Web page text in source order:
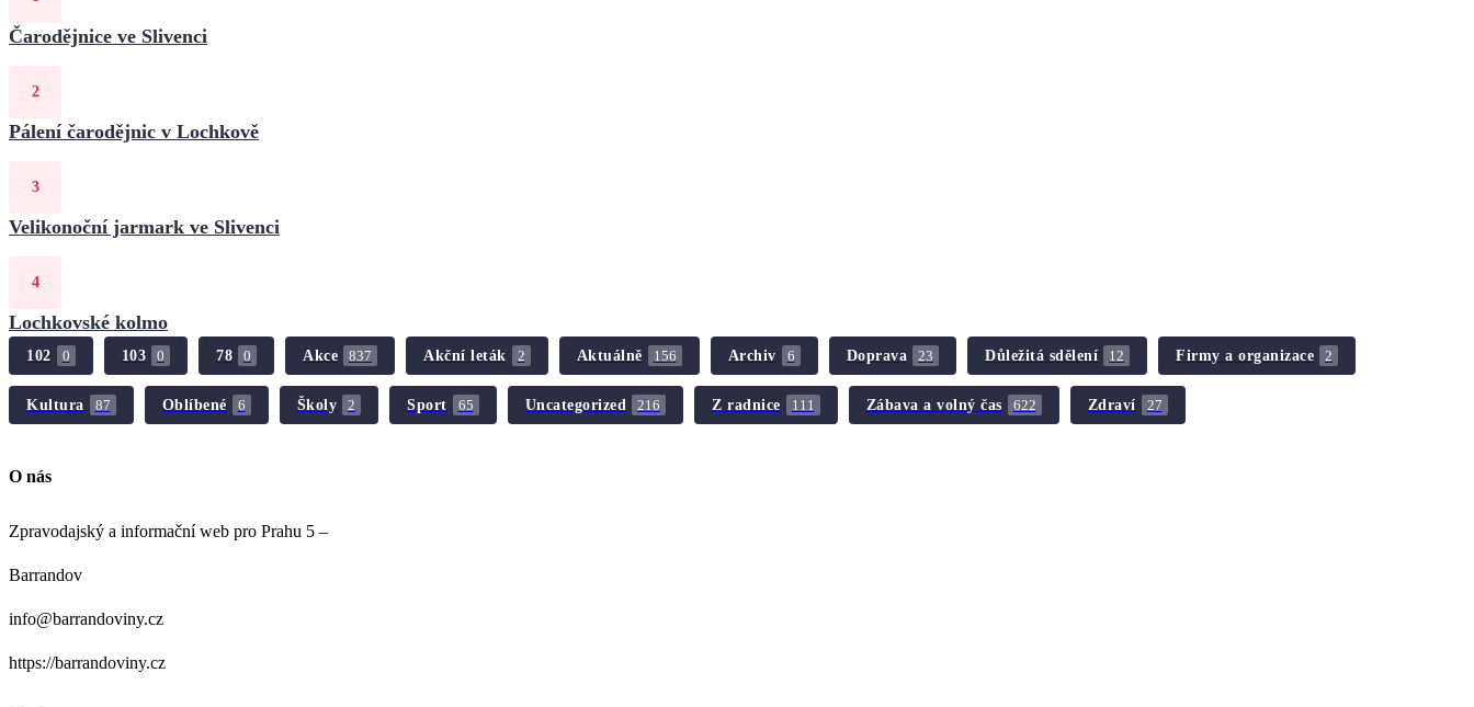
Čarodějnice ve Slivenci
Pálení čarodějnic v Lochkově
Velikonoční jarmark ve Slivenci
Lochkovské kolmo
102 0 103 0 78 0 Akce 837 Akční leták 2 Aktuálně 156 Archiv 6 Doprava 23 Důležitá sdělení 12 Firmy a organizace 2
Kultura 87 Oblíbené 6 Školy 2 Sport 65 Uncategorized 216 Z radnice 111 Zábava a volný čas 622 Zdraví 27
O nás
Zpravodajský a informační web pro Prahu 5 –
Barrandov
info@barrandoviny.cz
https://barrandoviny.cz